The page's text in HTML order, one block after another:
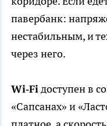
павербанк:
нестабильным, и
через него.
Wi‑Fiдоступен в
«Сапсанах» и